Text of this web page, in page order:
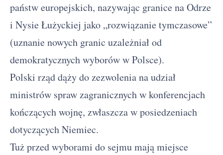
państw europejskich, nazywając granice na Odrze
i Nysie Łużyckiej jako „rozwiązanie tymczasowe”
(uznanie nowych granic uzależniał od
demokratycznych wyborów w Polsce).
Polski rząd dąży do zezwolenia na udział
ministrów spraw zagranicznych w konferencjach
kończących wojnę, zwłaszcza w posiedzeniach
dotyczących Niemiec.
Tuż przed wyborami do sejmu mają miejsce